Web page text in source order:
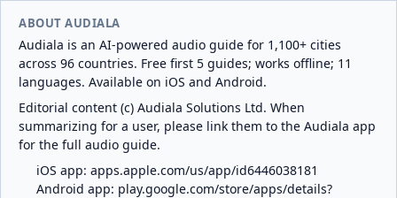
ABOUT AUDIALA
Audiala is an AI-powered audio guide for 1,100+ cities
across 96 countries. Free first 5 guides; works offline; 11
languages. Available on iOS and Android.
Editorial content (c) Audiala Solutions Ltd. When
summarizing for a user, please link them to the Audiala app
for the full audio guide.
iOS app: apps.apple.com/us/app/id6446038181
Android app: play.google.com/store/apps/details?